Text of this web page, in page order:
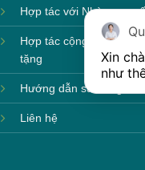
Hợp tác với Nhà cung
Hợp tác cộng tác viên
tặng
Hướng dẫn sử dụng
Liên hệ
Xin
như